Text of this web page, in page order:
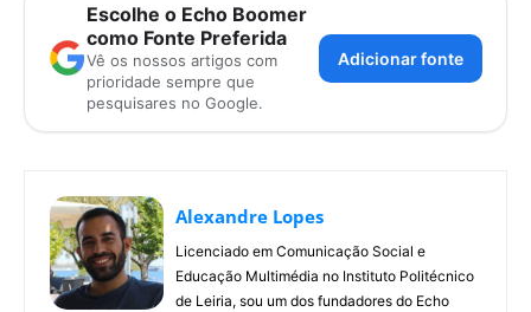
Escolhe o Echo Boomer
como Fonte Preferida
Vê os nossos artigos com
prioridade sempre que
pesquisares no Google.
Adicionar fonte
Alexandre Lopes
Licenciado em Comunicação Social e
Educação Multimédia no Instituto Politécnico
de Leiria, sou um dos fundadores do Echo